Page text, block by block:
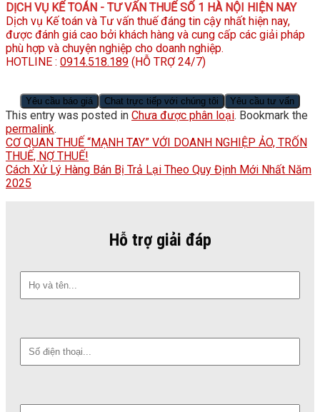
DỊCH VỤ KẾ TOÁN - TƯ VẤN THUẾ SỐ 1 HÀ NỘI HIỆN NAY
Dịch vụ Kế toán và Tư vấn thuế đáng tin cậy nhất hiện nay,
được đánh giá cao bởi khách hàng và cung cấp các giải pháp
phù hợp và chuyện nghiệp cho doanh nghiệp.
HOTLINE : 0914.518.189 (HỖ TRỢ 24/7)
Yêu cầu báo giá Chat trực tiếp với chúng tôi Yêu cầu tư vấn
This entry was posted in Chưa được phân loại. Bookmark the
permalink.
CƠ QUAN THUẾ “MẠNH TAY” VỚI DOANH NGHIỆP ẢO, TRỐN
THUẾ, NỢ THUẾ!
Cách Xử Lý Hàng Bán Bị Trả Lại Theo Quy Định Mới Nhất Năm
2025
Hỗ trợ giải đáp